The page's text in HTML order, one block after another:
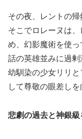
その夜、レントの帰
そこでロレーヌは
め、幻影魔術を使
話の英雄並みに過
幼馴染の少女リリ
して尊敬の眼差しを
悲劇の過去と神銀